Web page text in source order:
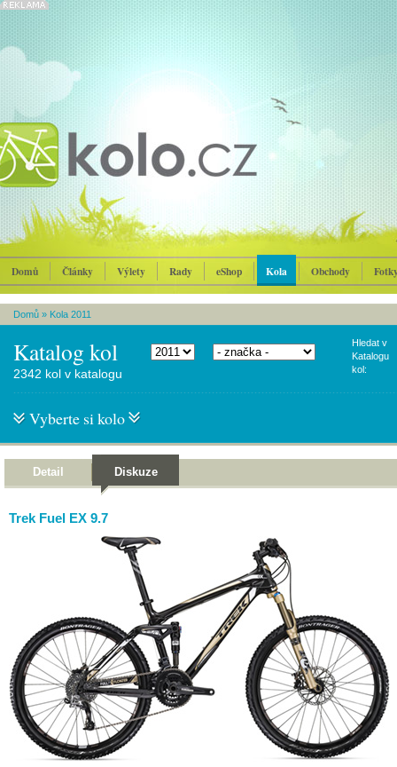
Domů Články Výlety Rady eShop Kola Obchody
Domů » Kola 2011
Katalog kol
Hledat v
Katalogu
kol:
2342 kol v katalogu
Vyberte si kolo
Detail Diskuze
Trek Fuel EX 9.7